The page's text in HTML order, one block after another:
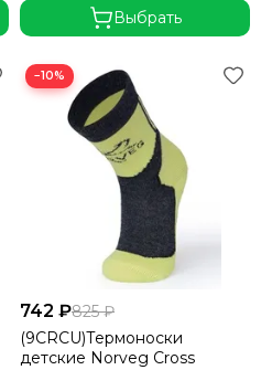
Выбрать
−10%
742 ₽825 ₽
(9CRCU)Термоноски
детские Norveg Cross